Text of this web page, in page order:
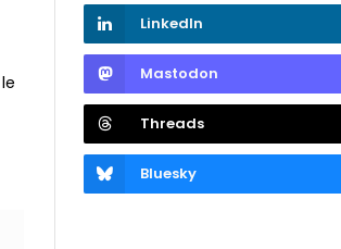
LinkedIn
Mastodon
Threads
Bluesky